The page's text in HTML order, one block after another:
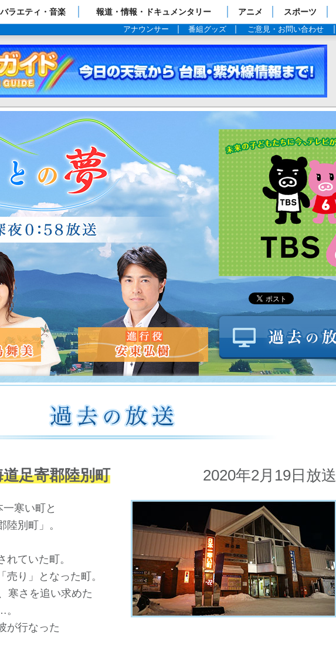
ージ
バラエティ・音楽 報道・情報・ドキュメンタリー アニメ スポーツ
アナウンサー 番組グッズ ご意見・お問い合わせ
道足寄郡陸別町 2020年2月19日放送
寒い町と
別町」。
ていた町。
売り」となった町。
寒さを追い求めた
が行なった